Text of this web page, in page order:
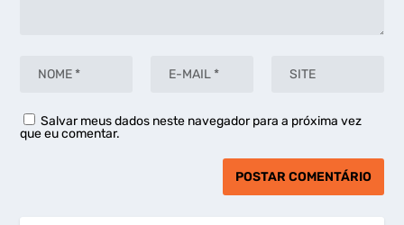
Salvar meus dados neste navegador para a próxima vez
que eu comentar.